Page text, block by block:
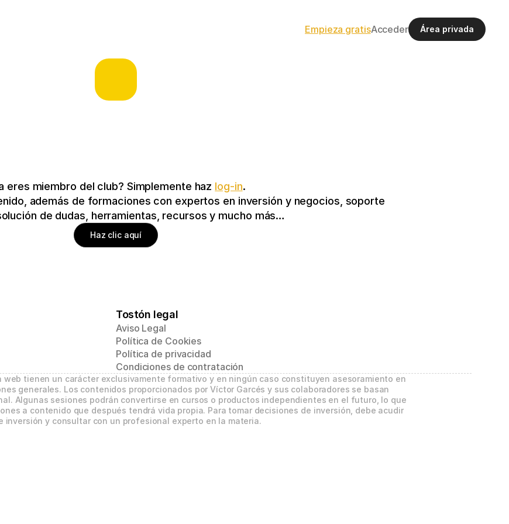
Empieza gratisAcceder Área privada
eres miembro del club? Simplemente haz log-in.
además de formaciones con expertos en inversión y negocios, soporte
de dudas, herramientas, recursos y mucho más…
Haz clic aquí
Tostón legal
Aviso Legal
Política de Cookies
Política de privacidad
Condiciones de contratación
tienen un carácter exclusivamente formativo y en ningún caso constituyen asesoramiento en
generales. Los contenidos proporcionados por Víctor Garcés y sus colaboradores se basan
Algunas sesiones podrán convertirse en cursos o productos independientes en el futuro, lo que
a contenido que después tendrá vida propia. Para tomar decisiones de inversión, debe acudir
y consultar con un profesional experto en la materia.